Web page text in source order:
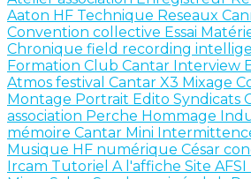
Aaton HF Technique Reseaux
Convention collective Essai
Chronique field recording
Formation Club Cantar Interview
Atmos festival Cantar X3 Mixage
Montage Portrait Edito Syndicats
association Perche Hommage
mémoire Cantar Mini
Musique HF numérique César
Ircam Tutoriel A l'affiche Site AFSI